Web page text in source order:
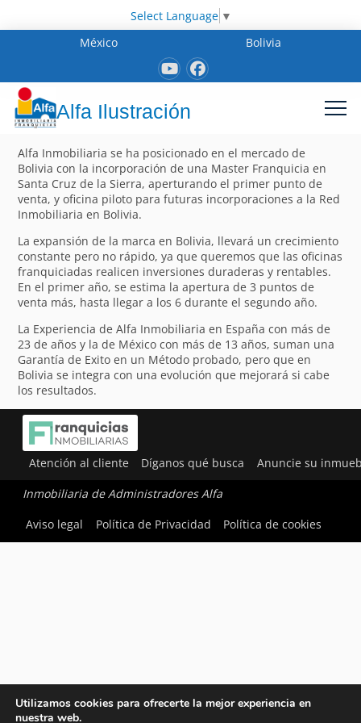
Select Language ▼
México
Bolivia
Alfa Ilustración
Alfa Inmobiliaria se ha posicionado en el mercado de
Bolivia con la incorporación de una Master Franquicia en
Santa Cruz de la Sierra, aperturando el primer punto de
venta, y oficina piloto para futuras incorporaciones a la Red
Inmobiliaria en Bolivia.
La expansión de la marca en Bolivia, llevará un crecimiento
constante pero no rápido, ya que queremos que las oficinas
franquiciadas realicen inversiones duraderas y rentables.
En el primer año, se estima la apertura de 3 puntos de
venta más, hasta llegar a los 6 durante el segundo año.
La Experiencia de Alfa Inmobiliaria en España con más de
23 de años y la de México con más de 13 años, suman una
Garantía de Exito en un Método probado, pero que en
Bolivia se integra con una evolución que mejorará si cabe
los resultados.
Atención al cliente Díganos qué busca Anuncie su
Inmobiliaria de Administradores Alfa
Aviso legal
Política de Privacidad Política de cookies
Utilizamos cookies para ofrecerte la mejor experiencia en
nuestra web.